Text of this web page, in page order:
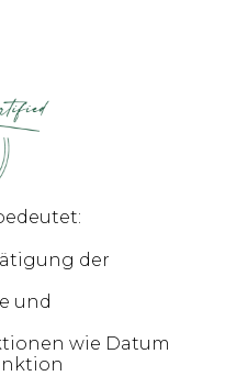
der
und
wie Datum